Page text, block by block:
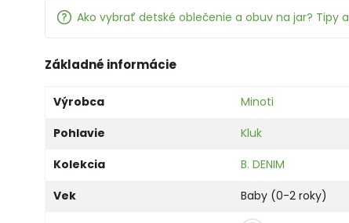
Ako vybrať detské oblečenie a obuv na jar? Tipy
Základné informácie
Výrobca
Minoti
Pohlavie
Kluk
Kolekcia
B. DENIM
Vek
Baby (0-2 roky)